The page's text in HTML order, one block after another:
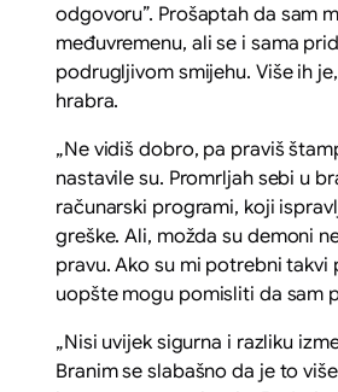
odgovoru”. Prošaptah da sam
međuvremenu, ali se i sama
podrugljivom smijehu. Više ih
hrabra.
„Ne vidiš dobro, pa praviš
nastavile su. Promrljah sebi u
računarski programi, koji
greške. Ali, možda su demoni
pravu. Ako su mi potrebni takvi
uopšte mogu pomisliti da sam
„Nisi uvijek sigurna i razliku
Branim se slabašno da je to